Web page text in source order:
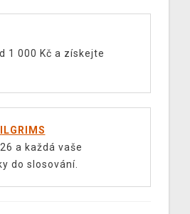
1 000 Kč a získejte
a každá vaše
do slosování.